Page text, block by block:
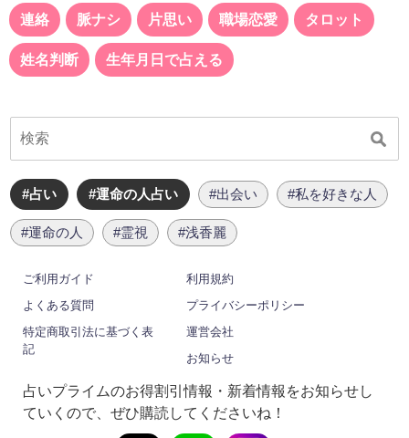
連絡 脈ナシ 片思い 職場恋愛 タロット
姓名判断 生年月日で占える
#占い #運命の人占い #出会い #私を好きな人
#運命の人 #霊視 #浅香麗
ご利用ガイド
利用規約
よくある質問
プライバシーポリシー
特定商取引法に基づく表
記
運営会社
お知らせ
占いプライムのお得割引情報・新着情報をお知らせし
ていくので、ぜひ購読してくださいね！